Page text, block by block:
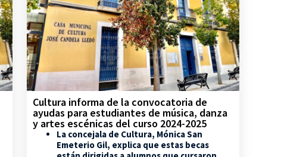
Cultura informa de la convocatoria de
ayudas para estudiantes de música, danza
y artes escénicas del curso 2024-2025
La concejala de Cultura, Mónica San
Emeterio Gil, explica que estas becas